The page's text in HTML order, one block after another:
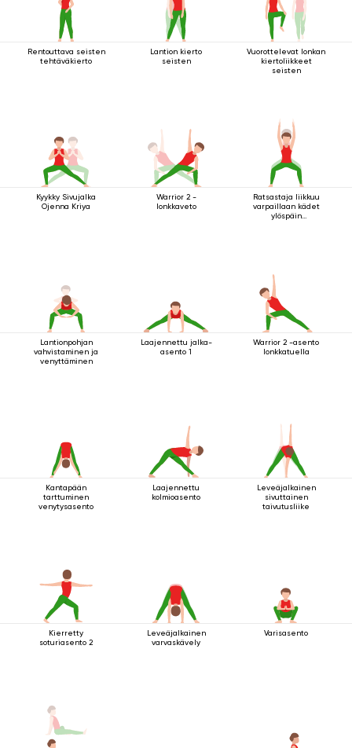
Rentouttava seisten
tehtäväkierto
Lantion kierto
seisten
Vuorottelevat lonkan
kiertoliikkeet
seisten
Kyykky Sivujalka
Ojenna Kriya
Warrior 2 -
lonkkaveto
Ratsastaja liikkuu
varpaillaan kädet
ylöspäin
Lantionpohjan
vahvistaminen ja
venyttäminen
Laajennettu jalka-
asento 1
Warrior 2 -asento
lonkkatuella
Kantapään
tarttuminen
venytysasento
Laajennettu
kolmioasento
Leveäjalkainen
sivuttainen
taivutusliike
Kierretty
soturiasento 2
Leveäjalkainen
varvaskävely
Varisasento